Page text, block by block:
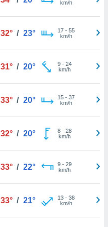
km/h
32° / 23° 17- 55
km/h
31° / 20° 9- 24
km/h
33° / 20° 15- 37
km/h
32° / 20° 8- 28
km/h
33° / 22° 9- 29
km/h
33° / 21° 13- 38
km/h